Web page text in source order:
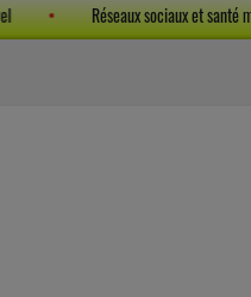
Réseaux sociaux et